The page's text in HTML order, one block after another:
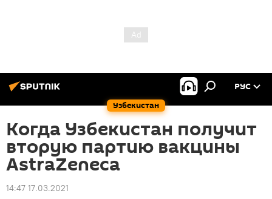
Узбекистан
РУС
Когда Узбекистан получит
вторую партию вакцины
AstraZeneca
14:47 17.03.2021